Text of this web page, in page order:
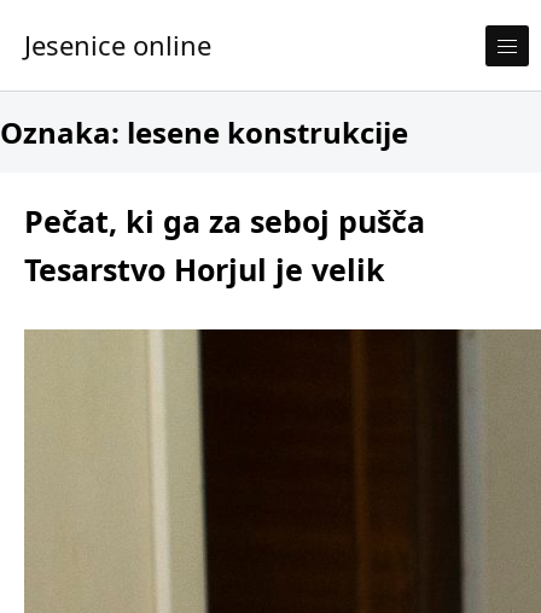
Skip to content
Jesenice online
Oznaka: lesene konstrukcije
Pečat, ki ga za seboj pušča
Tesarstvo Horjul je velik